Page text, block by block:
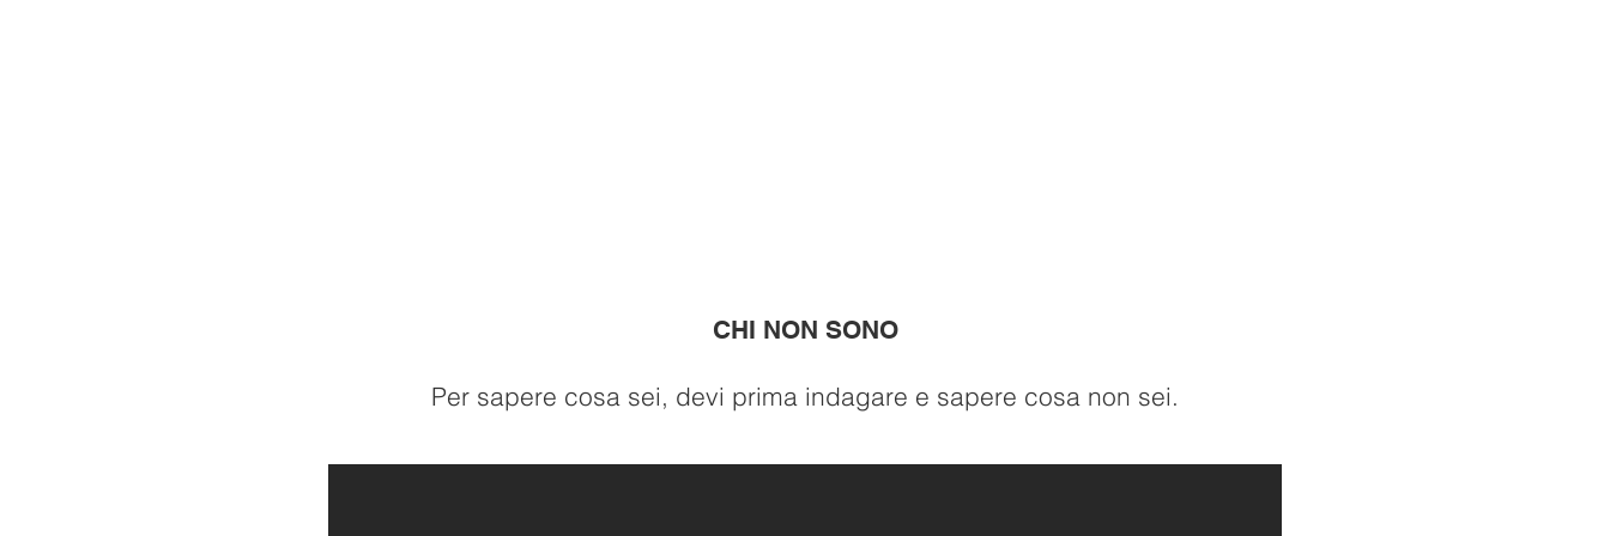
CHI NON SONO
Per sapere cosa sei, devi prima indagare e sapere cosa non sei.